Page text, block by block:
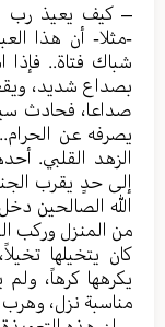
– كيف يعيذ رب
-مثلا- أن هذا
شباك فتاة.. فإذا
بصداع شديد،
صداعا، فحادث
يصرفه عن
الزهد القلبي.
إلى حدٍ يقرب
الله الصالحين
من المنزل وركب
كان يتخيلها
يكرهها كرهاً،
مناسبة نزل، وهرب